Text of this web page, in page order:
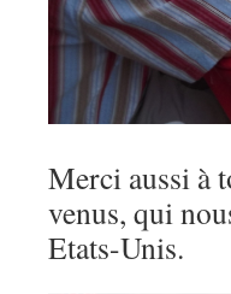
Merci aussi à
venus, qui
Etats-Unis.